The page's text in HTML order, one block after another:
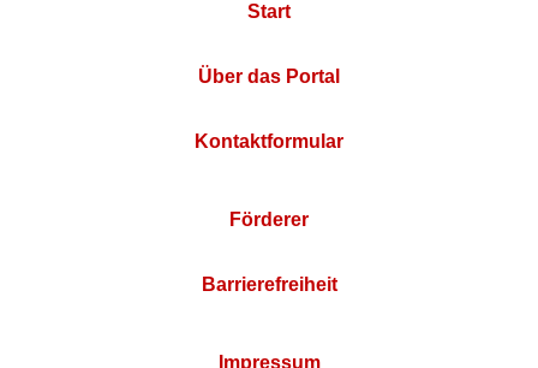
Start
Über das Portal
Kontaktformular
Förderer
Barrierefreiheit
Impressum